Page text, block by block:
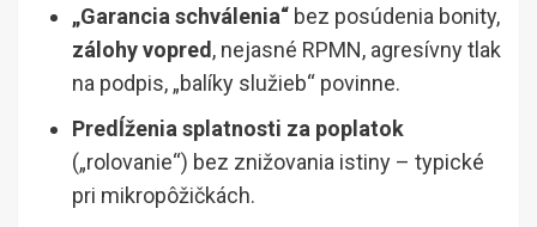
„Garancia schválenia“ bez posúdenia bonity,
zálohy vopred, nejasné RPMN, agresívny tlak
na podpis, „balíky služieb“ povinne.
Predĺženia splatnosti za poplatok
(„rolovanie“) bez znižovania istiny – typické
pri mikropôžičkách.